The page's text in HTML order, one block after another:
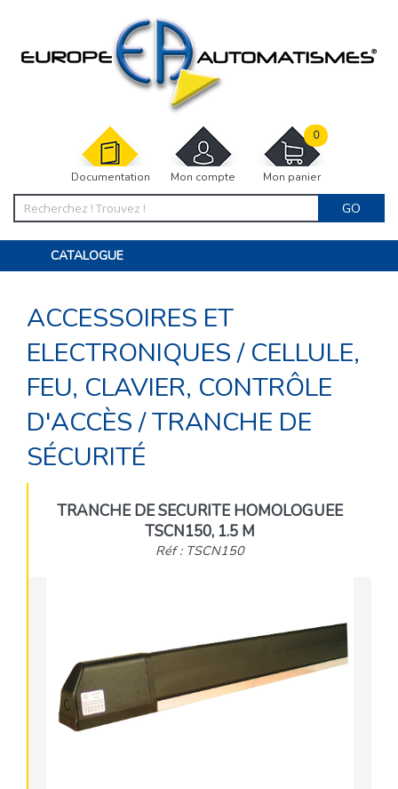
Documentation Mon compte Mon panier
0
GO
CATALOGUE
MOTORISATIONS
ACCESSOIRES ET ELECTRONIQUES
INTERPHONES VISIOPHONES
PIÈCES DÉTACHÉES
ACCESSOIRES ET
ELECTRONIQUES/ CELLULE,
FEU, CLAVIER, CONTRÔLE
D'ACCÈS/TRANCHE DE
SÉCURITÉ
TRANCHE DE SECURITE HOMOLOGUEE
TSCN150, 1.5 M
Réf : TSCN150